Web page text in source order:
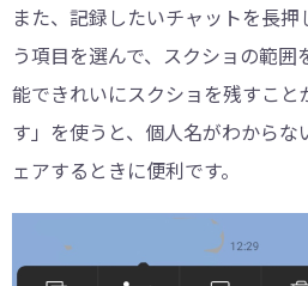
また、記録したいチャットを長
う項目を選んで、スクショの範
能できれいにスクショを残すこと
す」を使うと、個人名がわからな
ェアするときに便利です。